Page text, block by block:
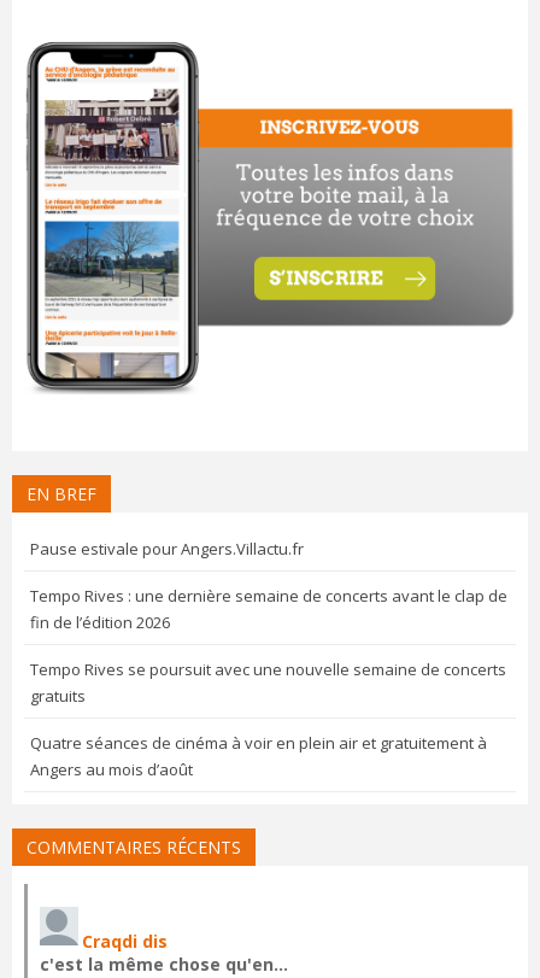
EN BREF
Pause estivale pour Angers.Villactu.fr
Tempo Rives : une dernière semaine de concerts avant le clap de
fin de l’édition 2026
Tempo Rives se poursuit avec une nouvelle semaine de concerts
gratuits
Quatre séances de cinéma à voir en plein air et gratuitement à
Angers au mois d’août
COMMENTAIRES RÉCENTS
Craqdi dis
c'est la même chose qu'en…